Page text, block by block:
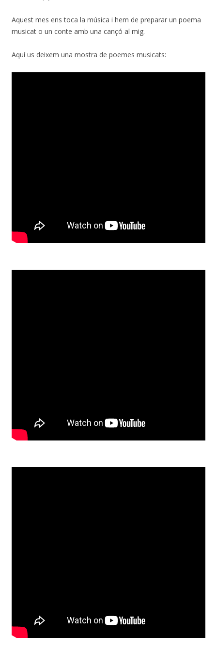
Aquest mes ens toca la música i hem de preparar un poema
musicat o un conte amb una cançó al mig.
Aquí us deixem una mostra de poemes musicats: